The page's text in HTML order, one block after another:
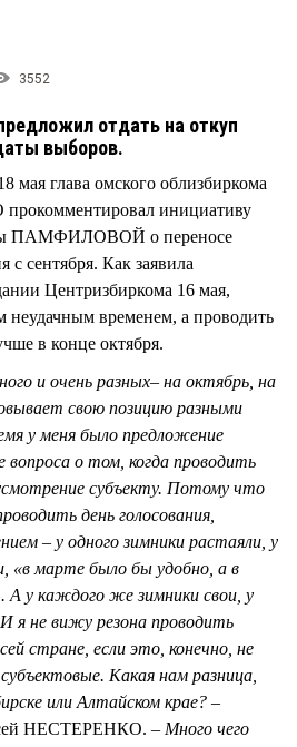
3552
отдать на откуп
выборов.
мая глава омского облизбиркома
инициативу
ПАМФИЛОВОЙ о переносе
с сентября. Как заявила
Центризбиркома 16 мая,
неудачным временем, а проводить
в конце октября.
и очень разных– на октябрь, на
свою позицию разными
у меня было предложение
о том, когда проводить
субъекту. Потому что
день голосования,
– у одного зимники растаяли, у
«в марте было бы удобно, а в
А у каждого же зимники свои, у
я не вижу резона проводить
стране, если это, конечно, не
Какая нам разница,
или Алтайском крае? –
НЕСТЕРЕНКО. – Много чего